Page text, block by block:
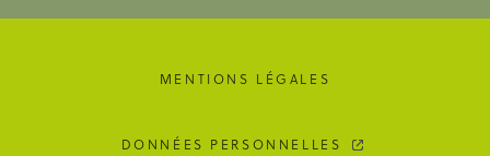
MENTIONS LÉGALES
DONNÉES PERSONNELLES